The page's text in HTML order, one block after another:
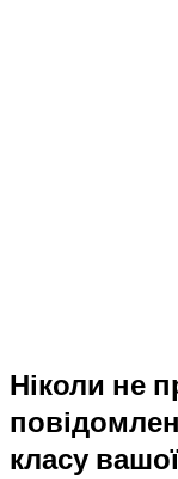
Ніколи не
класу